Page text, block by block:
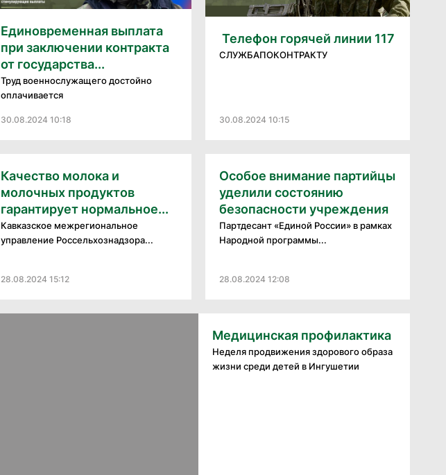
Единовременная выплата
при заключении контракта
от государства...
Труд военнослужащего достойно
оплачивается
30.08.2024 10:18
Телефон горячей линии 117
СЛУЖБАПОКОНТРАКТУ
30.08.2024 10:15
Качество молока и
молочных продуктов
гарантирует нормальное...
Кавказское межрегиональное
управление Россельхознадзора...
28.08.2024 15:12
Особое внимание партийцы
уделили состоянию
безопасности учреждения
Партдесант «Единой России» в рамках
Народной программы...
28.08.2024 12:08
Медицинская профилактика
Неделя продвижения здорового образа
жизни среди детей в Ингушетии